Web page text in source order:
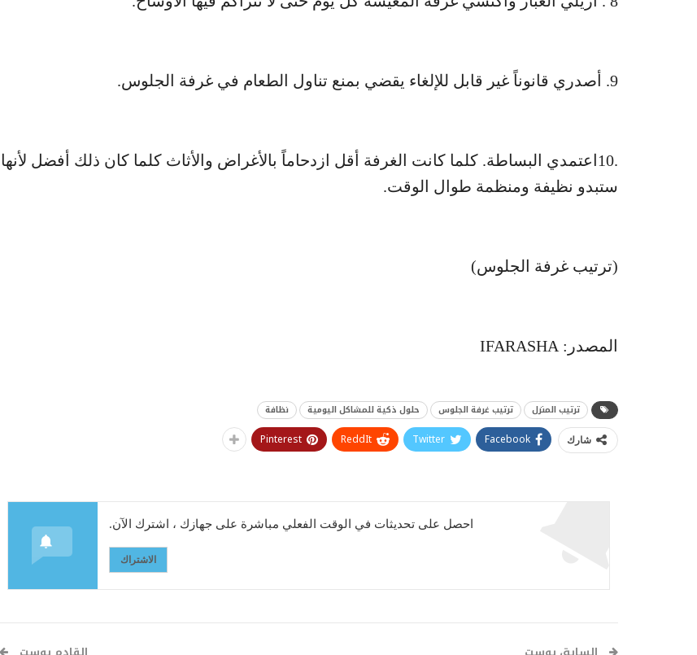
9. أصدري قانوناً غير قابل للإلغاء يقضي بمنع تناول الطعام في غرفة الجلوس.
.10اعتمدي البساطة. كلما كانت الغرفة أقل ازدحاماً بالأغراض والأثاث كلما كان ذلك أفضل لأنها
ستبدو نظيفة ومنظمة طوال الوقت.
(ترتيب غرفة الجلوس)
المصدر: IFARASHA
ترتيب المنزل ترتيب غرفة الجلوس حلول ذكية للمشاكل اليومية نظافة
شارك Facebook
Twitter
ReddIt
Pinterest
احصل على تحديثات في الوقت الفعلي مباشرة على جهازك ، اشترك الآن.
الاشتراك